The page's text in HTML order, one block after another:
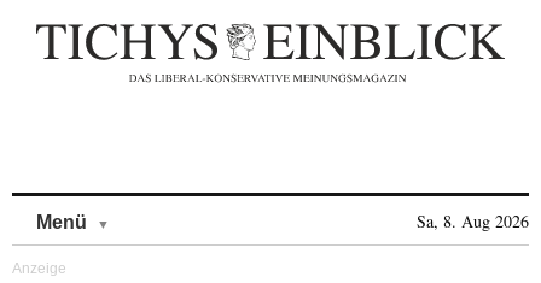
Menü Sa, 8. Aug 2026